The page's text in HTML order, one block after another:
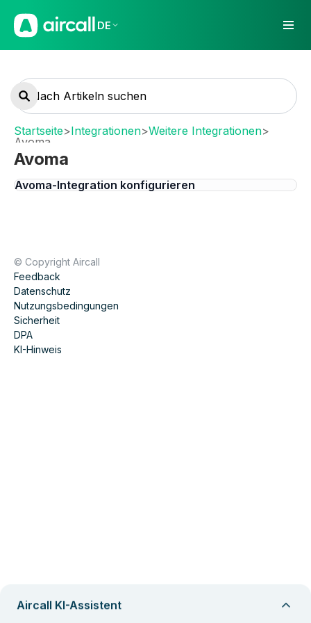
DE
Startseite>Integrationen>Weitere Integrationen>
Avoma
Avoma
Avoma-Integration konfigurieren
© Copyright Aircall
Feedback
Datenschutz
Nutzungsbedingungen
Sicherheit
DPA
KI-Hinweis
Aircall KI-Assistent